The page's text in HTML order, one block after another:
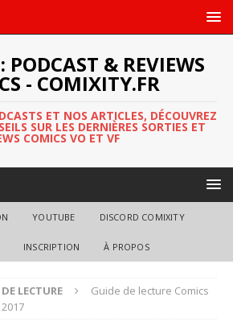
& REVIEWS
- COMIXITY.FR
ET NOS ARTICLES, DÉCOUVREZ
SUR LES DERNIÈRES SORTIES ET
COMICS VO ET VF
YOUTUBE DISCORD COMIXITY
INSCRIPTION À PROPOS
LECTURE
Guide de lecture Comics